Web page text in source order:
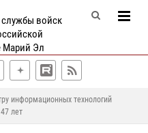
войск
Марий Эл
информационных технологий
лет